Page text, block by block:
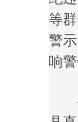
等
警
响
各